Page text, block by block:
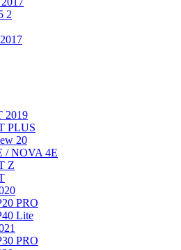
2
2019
PLUS
20
/ NOVA 4E
Z
PRO
Lite
PRO